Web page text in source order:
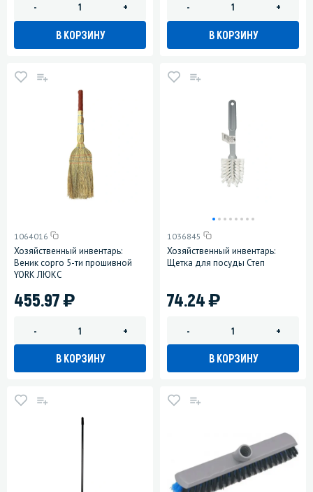
- +
В КОРЗИНУ
- +
В КОРЗИНУ
1064016
Хозяйственный инвентарь:
Веник сорго 5-ти прошивной
YORK ЛЮКС
455.97)
- +
В КОРЗИНУ
1036845
Хозяйственный инвентарь:
Щетка для посуды Степ
74.24)
- +
В КОРЗИНУ